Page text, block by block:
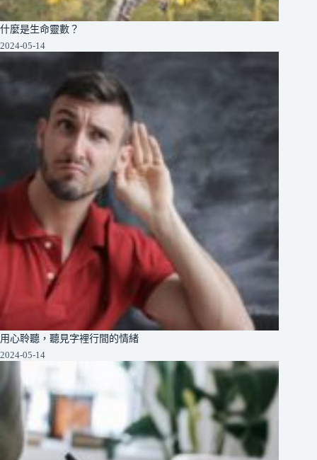
什麼是生命靈數？
2024-05-14
用心聆聽，聽見字裡行間的情緒
2024-05-14